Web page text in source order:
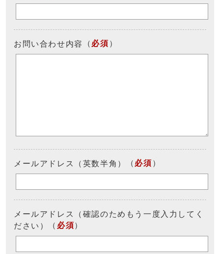
お問い合わせ内容 （ 必須 ）
メールアドレス（英数半角） （ 必須 ）
メールアドレス（確認のためもう一度入力してく
ださい）
（ 必須）